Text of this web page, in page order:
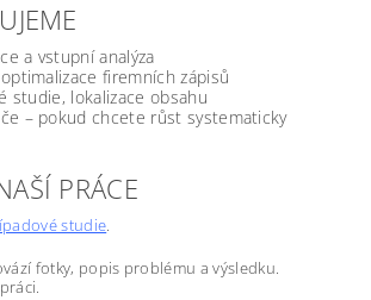
a vstupní analýza
firemních zápisů
studie, lokalizace obsahu
– pokud chcete růst systematicky
PRÁCE
studie.
fotky, popis problému a výsledku.